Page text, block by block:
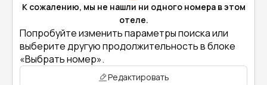
К сожалению, мы не нашли ни одного номера в этом
отеле.
Попробуйте изменить параметры поиска или
выберите другую продолжительность в блоке
«Выбрать номер».
Редактировать